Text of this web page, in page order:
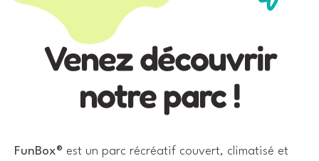
Venez découvrir
notre parc !
FunBox® est un parc récréatif couvert, climatisé et